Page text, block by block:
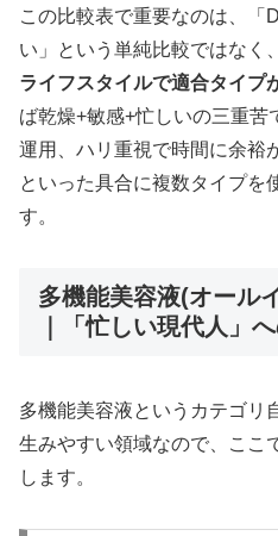
この比較表で重要なのは、「
い」という単純比較ではなく、
ライフスタイルで適合タイプ
ば乾燥+敏感+忙しいの三重苦
運用、ハリ重視で時間に余裕
といった具合に複数タイプを
す。
多機能美容液(オール
｜「忙しい現代人」
多機能美容液というカテゴリ
生みやすい領域なので、ここ
します。